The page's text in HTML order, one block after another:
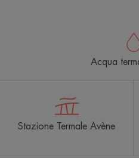
Acqua
Stazione Termale Avène